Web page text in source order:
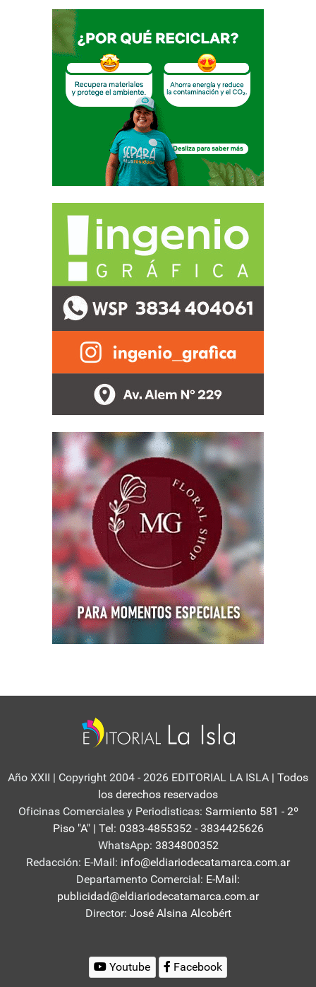
Año XXII | Copyright 2004 - 2026 EDITORIAL LA ISLA | Todos
los derechos reservados
Oficinas Comerciales y Periodisticas: Sarmiento 581 - 2º
Piso "A" | Tel: 0383-4855352 - 3834425626
WhatsApp: 3834800352
Redacción: E-Mail: info@eldiariodecatamarca.com.ar
Departamento Comercial: E-Mail:
publicidad@eldiariodecatamarca.com.ar
Director: José Alsina Alcobért
Youtube Facebook